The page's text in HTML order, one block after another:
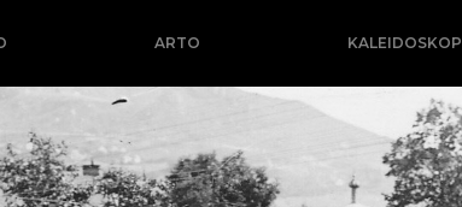
ARTO KALEIDOSKOP